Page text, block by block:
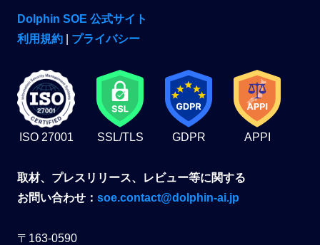
Dolphin SOE 公式サイト
利用規約
プライバシー
ISO 27001 SSL/TLS GDPR APPI
取材、プレスリリース、レビュー等に関する
お問い合わせ： soe.contact@dolphin-ai.jp
〒163-0590